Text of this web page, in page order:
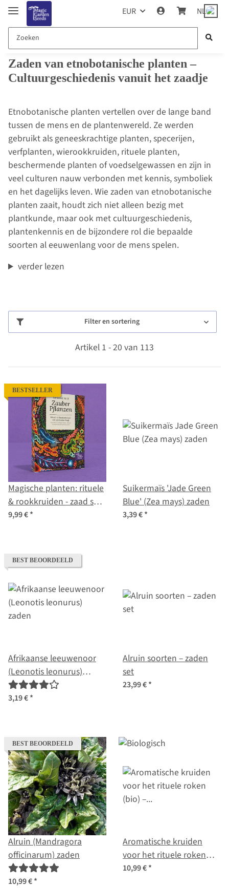
EUR NL
Zaden van etnobotanische planten –
Cultuurgeschiedenis vanuit het zaadje
Etnobotanische planten vertellen over de lange band
tussen de mens en de plantenwereld. Ze werden
gebruikt als geneeskrachtige planten, specerijen,
verfplanten, wierookkruiden, rituele planten,
beschermende planten of voedselgewassen en zijn in
veel culturen nauw verbonden met kennis, symboliek
en het dagelijks leven. Wie zaden van etnobotanische
planten zaait, houdt zich niet alleen bezig met
plantkunde, maar ook met cultuurgeschiedenis,
plantenkennis en de bijzondere rol die bepaalde
soorten al eeuwenlang voor de mens spelen.
verder lezen
Filter en sortering
Artikel 1 - 20 van 113
BESTSELLER
Magische planten: rituele
& rookkruiden - zaad set
nr. 9
9,99 €*
Suikermaïs 'Jade Green
Blue' (Zea mays) zaden
3,39 €*
BEST BEOORDEELD
Afrikaanse leeuwenoor
(Leonotis leonurus)
zaden
3,19 €*
Alruin soorten – zaden
set
23,99 €*
BEST BEOORDEELD
Alruin (Mandragora
officinarum) zaden
10,99 €*
Aromatische kruiden
voor het rituele roken
(bio) – zaad set
10,99 €*